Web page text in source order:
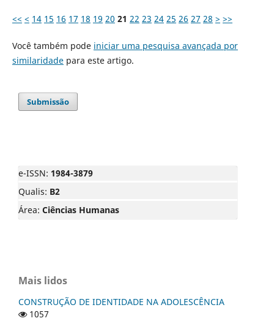
<< < 14 15 16 17 18 19 20 21 22 23 24 25 26 27 28 > >>
Você também pode iniciar uma pesquisa avançada por
similaridadepara este artigo.
Submissão
e-ISSN: 1984-3879
Qualis: B2
Área: Ciências Humanas
Mais lidos
CONSTRUÇÃO DE IDENTIDADE NA ADOLESCÊNCIA
1057